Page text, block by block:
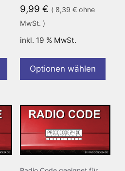
9,99 € ( 8,39 €ohne
MwSt. )
inkl. 19 % MwSt.
Optionen wählen